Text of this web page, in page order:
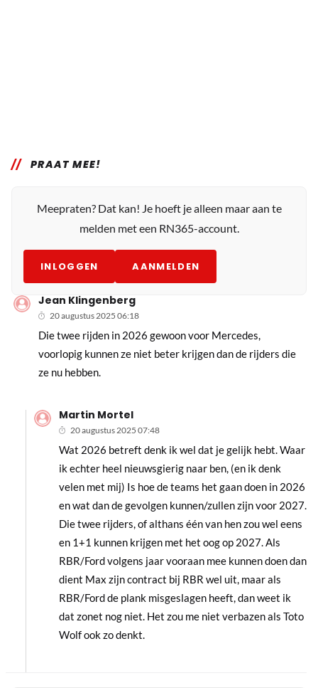
PRAAT MEE!
Meepraten? Dat kan! Je hoeft je alleen maar aan te
melden met een RN365-account.
INLOGGEN AANMELDEN
Jean Klingenberg
20 augustus 2025 06:18
Die twee rijden in 2026 gewoon voor Mercedes,
voorlopig kunnen ze niet beter krijgen dan de rijders die
ze nu hebben.
Martin Mortel
20 augustus 2025 07:48
Wat 2026 betreft denk ik wel dat je gelijk hebt. Waar
ik echter heel nieuwsgierig naar ben, (en ik denk
velen met mij) Is hoe de teams het gaan doen in 2026
en wat dan de gevolgen kunnen/zullen zijn voor 2027.
Die twee rijders, of althans één van hen zou wel eens
en 1+1 kunnen krijgen met het oog op 2027. Als
RBR/Ford volgens jaar vooraan mee kunnen doen dan
dient Max zijn contract bij RBR wel uit, maar als
RBR/Ford de plank misgeslagen heeft, dan weet ik
dat zonet nog niet. Het zou me niet verbazen als Toto
Wolf ook zo denkt.